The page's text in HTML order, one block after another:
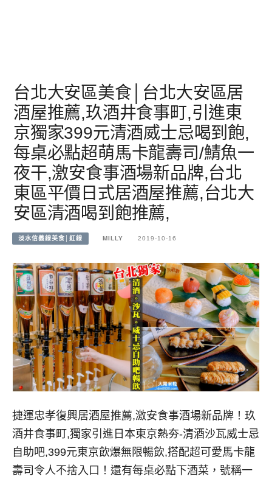
台北大安區美食│台北大安區居
酒屋推薦,玖酒井食事町,引進東
京獨家399元清酒威士忌喝到飽,
每桌必點超萌馬卡龍壽司/鯖魚一
夜干,激安食事酒場新品牌,台北
東區平價日式居酒屋推薦,台北大
安區清酒喝到飽推薦,
淡水信義線美食│紅線 MILLY 2019-10-16
捷運忠孝復興居酒屋推薦,激安食事酒場新品牌！玖
酒井食事町,獨家引進日本東京熱夯-清酒沙瓦威士忌
自助吧,399元東京飲爆無限暢飲,搭配超可愛馬卡龍
壽司令人不捨入口！還有每桌必點下酒菜，號稱一